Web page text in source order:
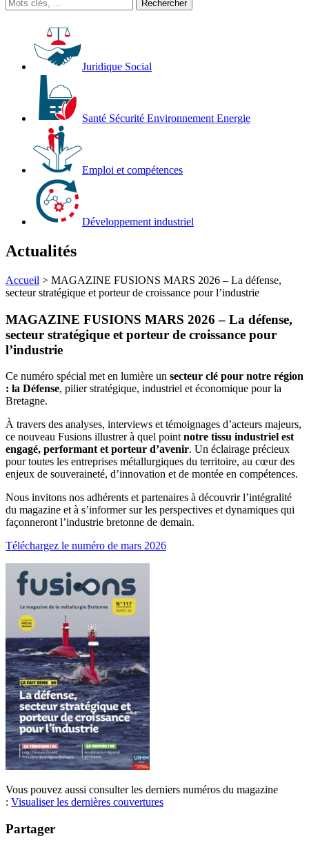
Juridique Social
Santé Sécurité Environnement Energie
Emploi et compétences
Développement industriel
Actualités
Accueil > MAGAZINE FUSIONS MARS 2026 – La défense,
secteur stratégique et porteur de croissance pour l’industrie
MAGAZINE FUSIONS MARS 2026 – La défense,
secteur stratégique et porteur de croissance pour
l’industrie
Ce numéro spécial met en lumière un secteur clé pour notre région
: la Défense, pilier stratégique, industriel et économique pour la
Bretagne.
À travers des analyses, interviews et témoignages d’acteurs majeurs,
ce nouveau Fusions illustrer à quel point notre tissu industriel est
engagé, performant et porteur d’avenir. Un éclairage précieux
pour toutes les entreprises métallurgiques du territoire, au cœur des
enjeux de souveraineté, d’innovation et de montée en compétences.
Nous invitons nos adhérents et partenaires à découvrir l’intégralité
du magazine et à s’informer sur les perspectives et dynamiques qui
façonneront l’industrie bretonne de demain.
Téléchargez le numéro de mars 2026
Vous pouvez aussi consulter les derniers numéros du magazine
: Visualiser les dernières couvertures
Partager